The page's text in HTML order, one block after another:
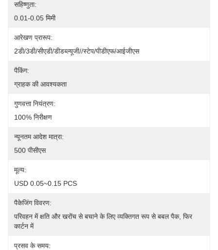
सहिष्णुता:
0.01-0.05 मिमी
आरेखण प्रारूप:
2डी/3डी/सीएडी/डीडब्ल्यूजी//स्टेप/पीडीएफ/आईजीएस
पैकिंग:
ग्राहक की आवश्यकता
गुणवत्ता नियंत्रण:
100% निरीक्षण
न्यूनतम आदेश मात्रा:
500 पीसीएस
मूल्य:
USD 0.05~0.15 PCS
पैकेजिंग विवरण:
परिवहन में क्षति और खरोंच से बचाने के लिए व्यक्तिगत रूप से बबल पैक, फिर
कार्टन में
प्रसव के समय: